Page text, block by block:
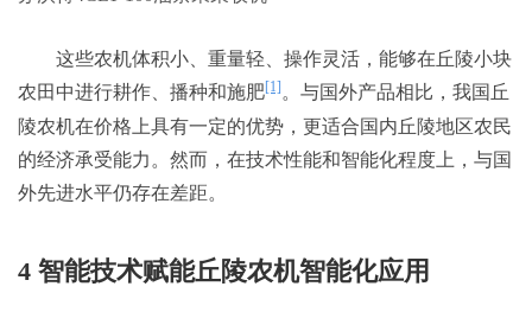
这些农机体积小、重量轻、操作灵活，能够在丘陵小块
农田中进行耕作、播种和施肥[1] 。与国外产品相比，我国丘
陵农机在价格上具有一定的优势，更适合国内丘陵地区农民
的经济承受能力。然而，在技术性能和智能化程度上，与国
外先进水平仍存在差距。
4 智能技术赋能丘陵农机智能化应用